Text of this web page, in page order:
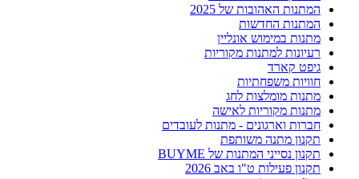
המתנות האהובות של 2025
המתנות החדשות
מתנות במימוש אונליין
רעיונות למתנות מקוריות
גיפט קארד
חוויות משפחתיות
מתנות מומלצות לחג
מתנות מקוריות לאישה
חברות וארגונים - מתנות לעובדים
תקנון מתנה משותפת
תקנון נסייני המתנות של BUYME
תקנון פעילות ט"ו באב 2026